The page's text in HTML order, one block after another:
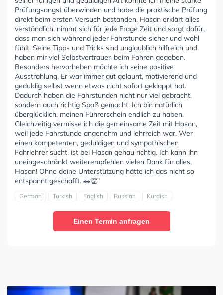
Prüfungsangst überwinden und habe die praktische Prüfung
direkt beim ersten Versuch bestanden. Hasan erklärt alles
verständlich, nimmt sich für jede Frage Zeit und sorgt dafür,
dass man sich während jeder Fahrstunde sicher und wohl
fühlt. Seine Tipps und Tricks sind unglaublich hilfreich und
haben mir viel Selbstvertrauen beim Fahren gegeben.
Besonders hervorheben möchte ich seine positive
Ausstrahlung. Er war immer gut gelaunt, motivierend und
geduldig selbst wenn etwas nicht sofort geklappt hat.
Dadurch haben die Fahrstunden nicht nur viel gebracht,
sondern auch richtig Spaß gemacht. Ich bin natürlich
überglücklich, meinen Führerschein endlich zu haben.
Gleichzeitig vermisse ich die gemeinsame Zeit mit Hasan,
weil jede Fahrstunde angenehm und lehrreich war. Wer
einen kompetenten, geduldigen und sympathischen
Fahrlehrer sucht, ist bei Hasan genau richtig. Ich kann ihn
uneingeschränkt weiterempfehlen vielen Dank für alles,
Hasan! Ohne deine Unterstützung hätte ich das nicht so
entspannt geschafft. 🚗👏"
German Turkish English Russian Kurdish
Einen Termin anfragen